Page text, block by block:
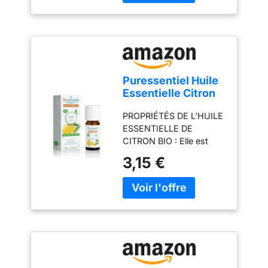
5L pour un geste
écologique et
économique.
Puressentiel Huile
Essentielle Citron
PROPRIÉTÉS DE L’HUILE
ESSENTIELLE DE
CITRON BIO : Elle est
pour assainir et parfumer
l'air mais aussi pour
stimuler les défénses
Prendre au maximum 2
gouttes 3 fois par jour
d'huile essentielle de
3,15 €